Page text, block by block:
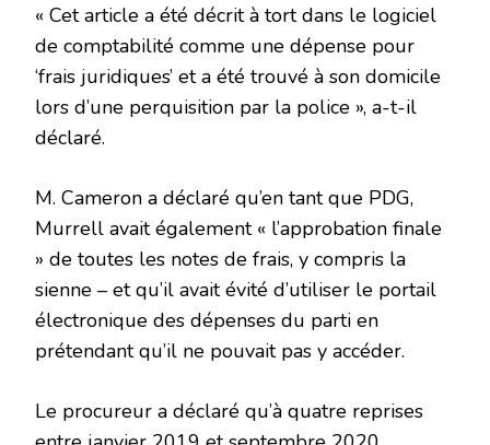
« Cet article a été décrit à tort dans le logiciel
de comptabilité comme une dépense pour
‘frais juridiques’ et a été trouvé à son domicile
lors d’une perquisition par la police », a-t-il
déclaré.
M. Cameron a déclaré qu’en tant que PDG,
Murrell avait également « l’approbation finale
» de toutes les notes de frais, y compris la
sienne – et qu’il avait évité d’utiliser le portail
électronique des dépenses du parti en
prétendant qu’il ne pouvait pas y accéder.
Le procureur a déclaré qu’à quatre reprises